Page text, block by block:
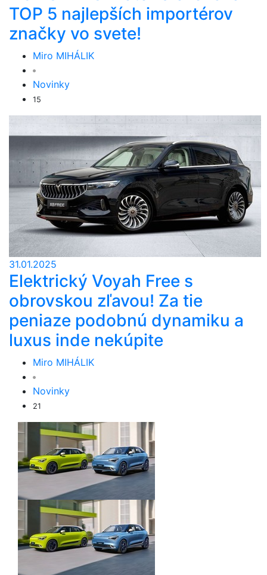
TOP 5 najlepších importérov
značky vo svete!
Miro MIHÁLIK
Novinky
15
31.01.2025
Elektrický Voyah Free s
obrovskou zľavou! Za tie
peniaze podobnú dynamiku a
luxus inde nekúpite
Miro MIHÁLIK
Novinky
21